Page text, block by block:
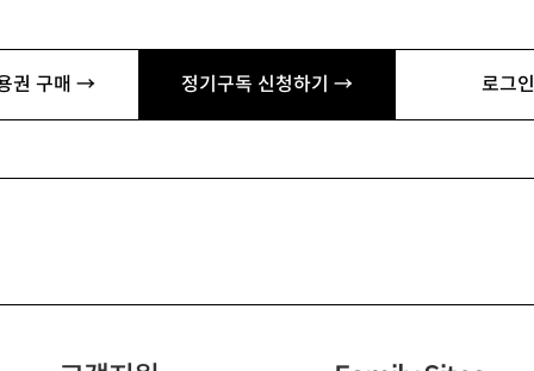
권 구매 → 정기구독 신청하기 → 로그